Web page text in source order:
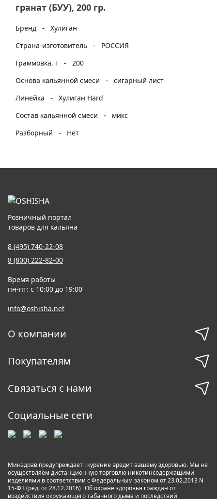
гранат (БУУ), 200 гр.
Бренд - Хулиган
Страна-изготовитель
-
РОССИЯ
Граммовка, г
- 200
Основа кальянной смеси
- сигарный лист
Линейка
- Хулиган Hard
Состав кальянной смеси
-
микс
Разборный
- Нет
Розничный портал
товаров для кальяна
8 (495) 740-22-08
8 (800) 222-82-00
Время работы
пн-пт: с 10:00 до 19:00
info@oshisha.net
О компании
Покупателям
Связаться с нами
Социальные сети
Минздрав предупреждает : курение вредит вашему здоровью. Мы не
осуществляем дистанционную торговлю никотинсодержащими
изделиями в соответствии с Федеральным законом от 23.02.2013 N
15-ФЗ (ред. от 28.12.2016) "Об охране здоровья граждан от
воздействия окружающего табачного дыма и последствий